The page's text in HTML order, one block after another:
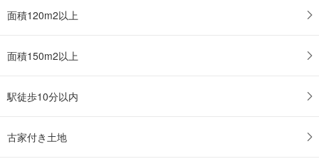
面積120m2以上
面積150m2以上
駅徒歩10分以内
古家付き土地